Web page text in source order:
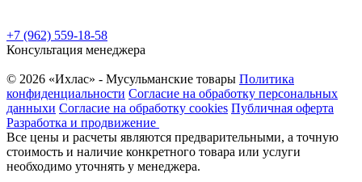
+7 (962) 559-18-58
Консультация менеджера
© 2026 «Ихлас» - Мусульманские товары Политика
конфиденциальности Согласие на обработку персональных
данныхи Согласие на обработку cookies Публичная оферта
Разработка и продвижение
Все цены и расчеты являются предварительными, а точную
стоимость и наличие конкретного товара или услуги
необходимо уточнять у менеджера.